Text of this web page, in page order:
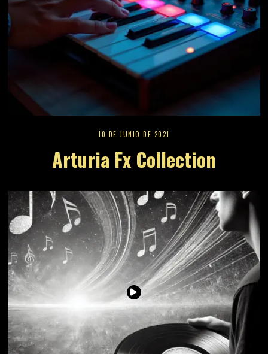
10 DE JUNIO DE 2021
Arturia Fx Collection